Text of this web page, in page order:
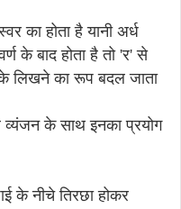
का होता है यानी अर्ध
के बाद होता है तो 'र' से
लिखने का रूप बदल जाता
व्यंजन के साथ इनका प्रयोग
के नीचे तिरछा होकर